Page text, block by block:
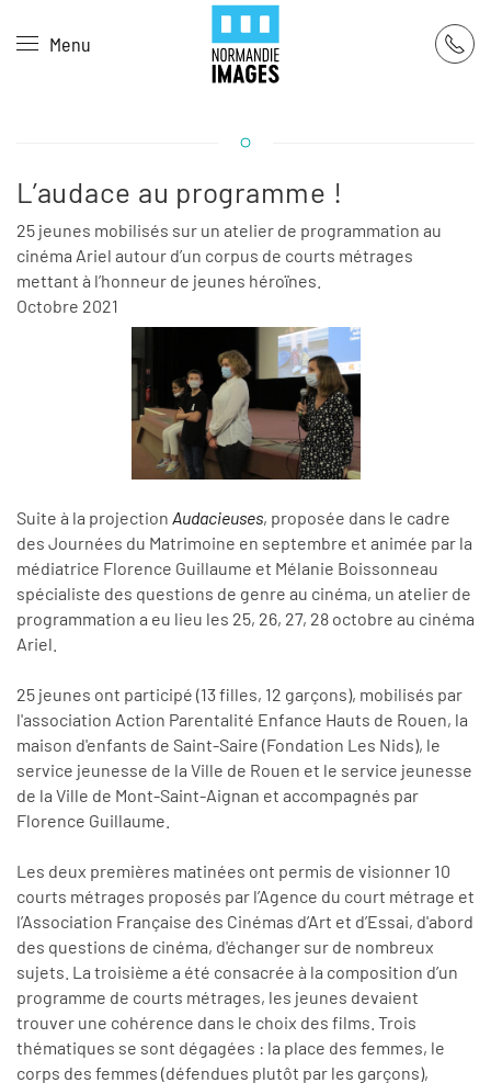
Skip to main content
Menu
L’audace au programme !
25 jeunes mobilisés sur un atelier de programmation au
cinéma Ariel autour d’un corpus de courts métrages
mettant à l’honneur de jeunes héroïnes.
Octobre 2021
Suite à la projection Audacieuses, proposée dans le cadre
des Journées du Matrimoine en septembre et animée par la
médiatrice Florence Guillaume et Mélanie Boissonneau
spécialiste des questions de genre au cinéma, un atelier de
programmation a eu lieu les 25, 26, 27, 28 octobre au cinéma
Ariel.
25 jeunes ont participé (13 filles, 12 garçons), mobilisés par
l'association Action Parentalité Enfance Hauts de Rouen, la
maison d'enfants de Saint-Saire (Fondation Les Nids), le
service jeunesse de la Ville de Rouen et le service jeunesse
de la Ville de Mont-Saint-Aignan et accompagnés par
Florence Guillaume.
Les deux premières matinées ont permis de visionner 10
courts métrages proposés par l’Agence du court métrage et
l’Association Française des Cinémas d’Art et d’Essai, d'aborder
des questions de cinéma, d'échanger sur de nombreux
sujets. La troisième a été consacrée à la composition d’un
programme de courts métrages, les jeunes devaient
trouver une cohérence dans le choix des films. Trois
thématiques se sont dégagées : la place des femmes, le
corps des femmes (défendues plutôt par les garçons),
Panneau de gestion des cookies